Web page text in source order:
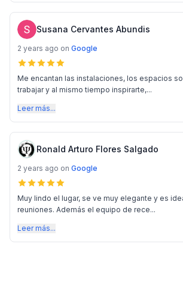
Susana Cervantes Abundis
2 years ago on Google
Me encantan las instalaciones, los espacios
trabajar y al mismo tiempo inspirarte,...
Leer más...
Ronald Arturo Flores Salgado
2 years ago on Google
Muy lindo el lugar, se ve muy elegante y es
reuniones. Además el equipo de rece...
Leer más...